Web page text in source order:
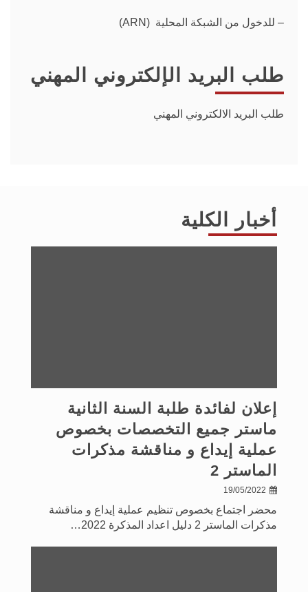
– للدخول من الشبكة المحلية (ARN)
طلب البريد الإلكتروني المهني
طلب البريد الالكتروني المهني
أخبار الكلية
إعلان لفائدة طلبة السنة الثانية
ماستر جميع التخصصات بخصوص
عملية إيداع و مناقشة مذكرات
الماستر 2
19/05/2022
محضر اجتماع بخصوص تنظيم عملية إيداع و مناقشة
مذكرات الماستر 2 دليل اعداد المذكرة 2022…